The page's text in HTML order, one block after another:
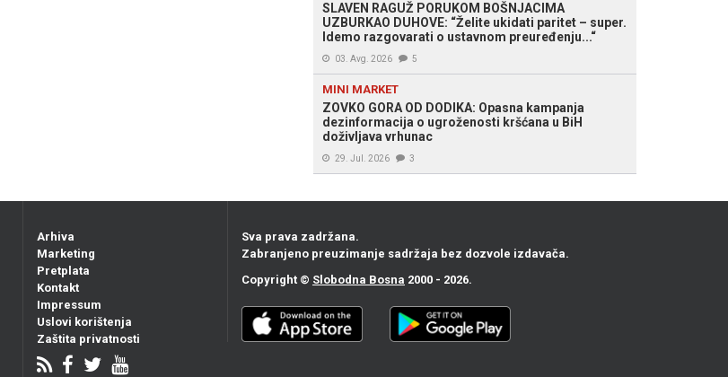
SLAVEN RAGUŽ PORUKOM BOŠNJACIMA
UZBURKAO DUHOVE: “Želite ukidati paritet – super.
Idemo razgovarati o ustavnom preuređenju...“
03. Avg. 2026 5
MINI MARKET
ZOVKO GORA OD DODIKA: Opasna kampanja
dezinformacija o ugroženosti kršćana u BiH
doživljava vrhunac
29. Jul. 2026 3
Arhiva
Marketing
Pretplata
Kontakt
Impressum
Uslovi korištenja
Zaštita privatnosti
Sva prava zadržana.
Zabranjeno preuzimanje sadržaja bez dozvole izdavača.
Copyright © Slobodna Bosna 2000 - 2026.